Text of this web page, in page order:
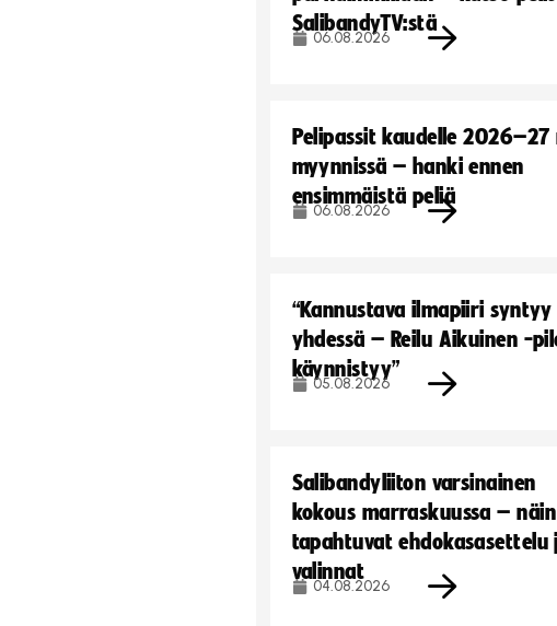
SalibandyTV:stä
06.08.2026
Pelipassit kaudelle
myynnissä – hanki ennen
ensimmäistä peliä
06.08.2026
“Kannustava ilmapiiri syntyy
yhdessä – Reilu Aikuinen -
käynnistyy”
05.08.2026
Salibandyliiton varsinainen
kokous marraskuussa – näin
tapahtuvat ehdokasasettelu
valinnat
04.08.2026